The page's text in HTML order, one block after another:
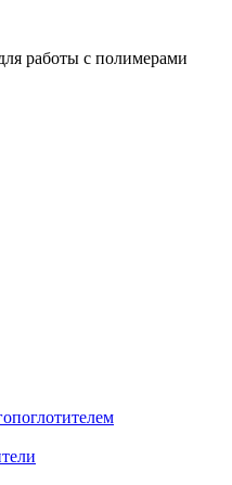
работы с полимерами